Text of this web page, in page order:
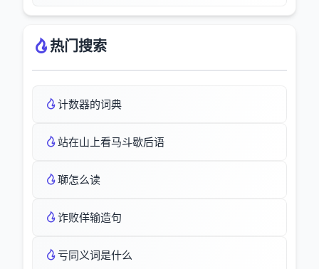
热门搜索
计数器的词典
站在山上看马斗歇后语
瑡怎么读
诈败佯输造句
亏同义词是什么